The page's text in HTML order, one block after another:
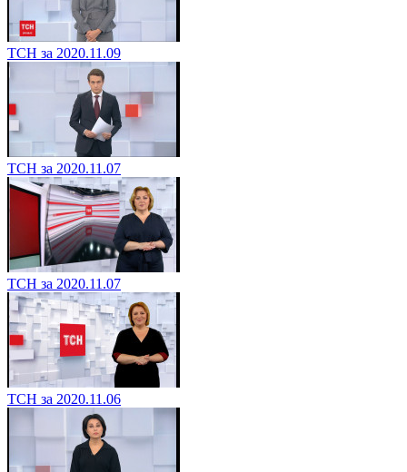
ТСН за 2020.11.09
ТСН за 2020.11.07
ТСН за 2020.11.07
ТСН за 2020.11.06